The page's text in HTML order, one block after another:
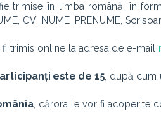
trimise în limba română, în
CV_NUME_PRENUME,
trimis online la adresa de e-mail
este de 15 , după cum
, cărora le vor fi acoperite